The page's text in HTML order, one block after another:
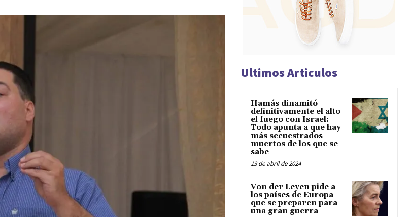
Ultimos Articulos
Hamás dinamitó
definitivamente el alto
el fuego con Israel:
Todo apunta a que hay
más secuestrados
muertos de los que se
sabe
13 de abril de 2024
Von der Leyen pide a
los países de Europa
que se preparen para
una gran guerra